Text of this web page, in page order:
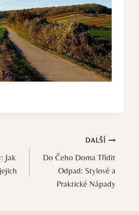
Jak
DALŠÍ
Do Čeho Doma Třídit
Odpad: Stylové a
Praktické Nápady